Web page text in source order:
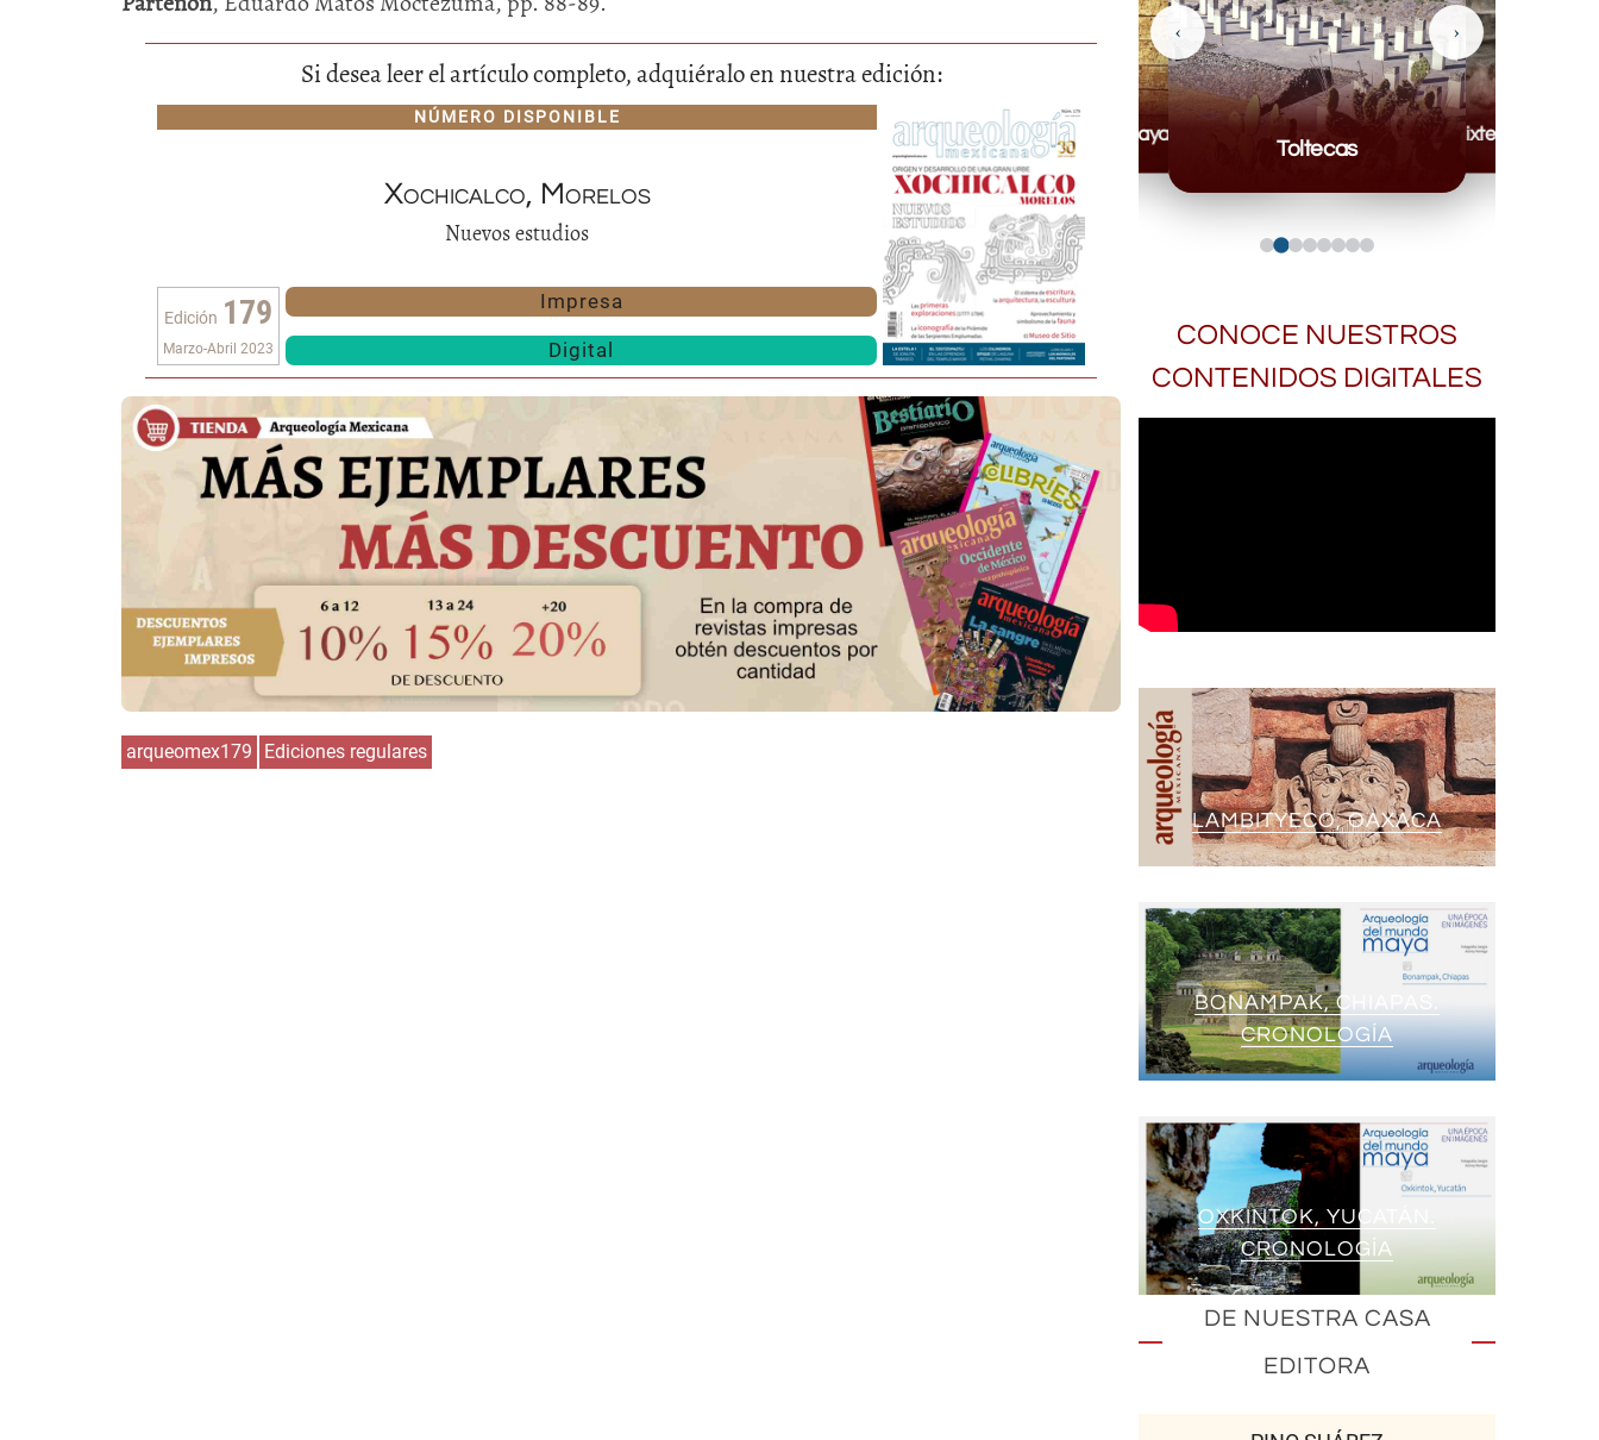
Si desea leer el artículo completo, adquiéralo en nuestra edición:
NÚMERO DISPONIBLE
Xochicalco, Morelos
Nuevos estudios
Edición 179
Marzo-Abril 2023
Impresa
Digital
arqueomex179 Ediciones regulares
Mayas
Toltecas
Mixteca
Huasteca
Olmecas
‹ ›
CONOCE NUESTROS
CONTENIDOS DIGITALES
LAMBITYECO, OAXACA
BONAMPAK, CHIAPAS.
CRONOLOGÍA
OXKINTOK, YUCATÁN.
CRONOLOGÍA
DE NUESTRA CASA
EDITORA